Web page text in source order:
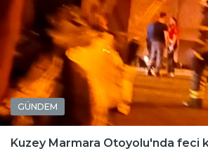
GÜNDEM
Kuzey Marmara Otoyolu'nda feci